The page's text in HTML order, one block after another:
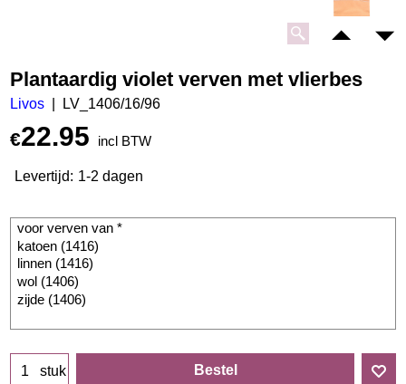
Plantaardig violet verven met vlierbes
Livos LV_1406/16/96
€22.95 incl BTW
Levertijd: 1-2 dagen
stuk Bestel